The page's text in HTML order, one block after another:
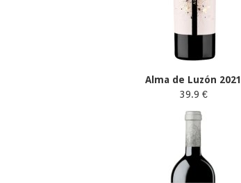
Alma de Luzón 2021
39.9 €